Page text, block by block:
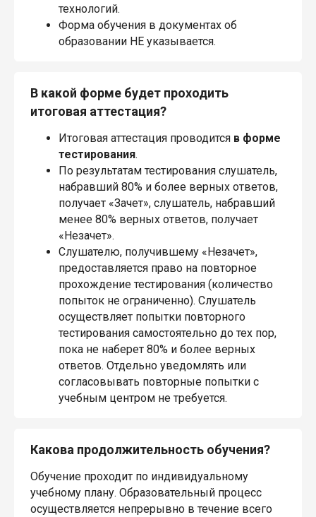
технологий.
Форма обучения в документах об
образовании НЕ указывается.
В какой форме будет проходить
итоговая аттестация?
Итоговая аттестация проводится в форме
тестирования.
По результатам тестирования слушатель,
набравший 80% и более верных ответов,
получает «Зачет», слушатель, набравший
менее 80% верных ответов, получает
«Незачет».
Слушателю, получившему «Незачет»,
предоставляется право на повторное
прохождение тестирования (количество
попыток не ограниченно). Слушатель
осуществляет попытки повторного
тестирования самостоятельно до тех пор,
пока не наберет 80% и более верных
ответов. Отдельно уведомлять или
согласовывать повторные попытки с
учебным центром не требуется.
Какова продолжительность обучения?
Обучение проходит по индивидуальному
учебному плану. Образовательный процесс
осуществляется непрерывно в течение всего